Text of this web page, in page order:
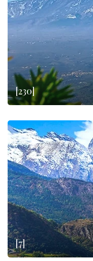
[230]
[7]